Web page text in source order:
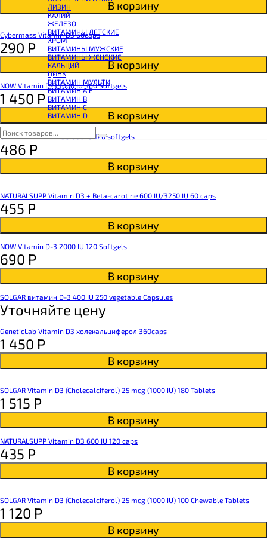
КРЕАТИН
ПОЛЕЗНЫЕ ЖИРЫ
ПРОТЕИН
ПРОТЕИНОВОЕ ПЕЧЕНЬЕ
ПРОТЕИНОВЫЕ БАТОНЧИКИ
ПРОТЕИНОВЫЕ КАШИ
ТЕСТОБУСТЕРЫ
ЦИТРУЛЛИН МАЛАТ
ПРЕДТРЕНИРОВОЧНЫЕ КОМПЛЕКСЫ
ЭНЕРГЕТИКИ И ЖИРОСЖИГАТЕЛИ#
ЛИЗИН
КАЛИЙ
ЖЕЛЕЗО
ВИТАМИНЫ ДЕТСКИЕ
ХРОМ
ВИТАМИНЫ МУЖСКИЕ
ВИТАМИНЫ ЖЕНСКИЕ
КАЛЬЦИЙ
ЦИНК
ВИТАМИН МУЛЬТИ
ВИТАМИН A E
ВИТАМИН B
ВИТАМИН C
ВИТАМИН D
В корзину
Cybermass Vitamin D3 60caps
290 Р
В корзину
NOW Vitamin D-3 1000 IU 360 Softgels
1 450 Р
В корзину
ULTRAVIT VITAMIN D3 600 IU 120 softgels
486 Р
В корзину
NATURALSUPP Vitamin D3 + Beta-carotine 600 IU/3250 IU 60 caps
455 Р
В корзину
NOW Vitamin D-3 2000 IU 120 Softgels
690 Р
В корзину
SOLGAR витамин D-3 400 IU 250 vegetable Capsules
Уточняйте цену
GeneticLab Vitamin D3 холекальциферол 360caps
1 450 Р
В корзину
SOLGAR Vitamin D3 (Cholecalciferol) 25 mcg (1000 IU) 180 Tablets
1 515 Р
В корзину
NATURALSUPP Vitamin D3 600 IU 120 caps
435 Р
В корзину
SOLGAR Vitamin D3 (Cholecalciferol) 25 mcg (1000 IU) 100 Chewable Tablets
1 120 Р
В корзину